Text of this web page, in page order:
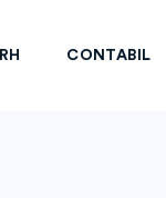
RH CONTABIL